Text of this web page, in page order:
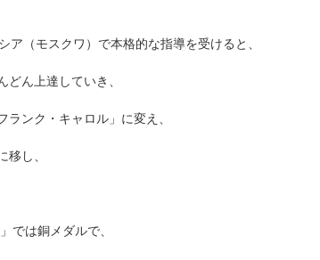
ア（モスクワ）で本格的な指導を受けると、
どん上達していき、
ランク・キャロル」に変え、
移し、
では銅メダルで、